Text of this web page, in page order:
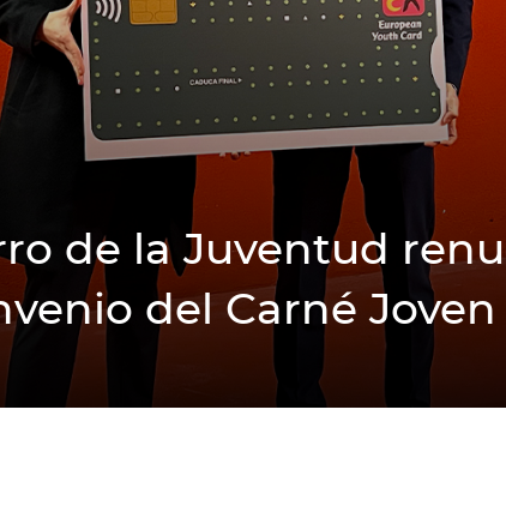
de la Juventud
del Carné